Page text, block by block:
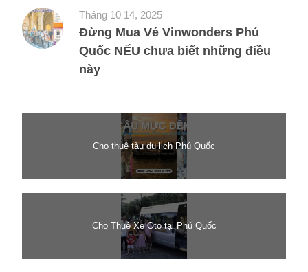
Tháng 10 14, 2025
Đừng Mua Vé Vinwonders Phú
Quốc NẾU chưa biết những điều
này
Cho thuê tàu du lịch Phú Quốc
Cho Thuê Xe Oto tại Phú Quốc